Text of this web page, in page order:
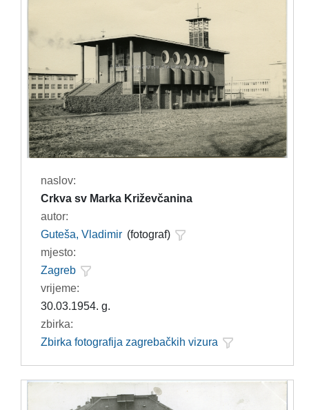
naslov:
Crkva sv Marka Križevčanina
autor:
Guteša, Vladimir (fotograf)
mjesto:
Zagreb
vrijeme:
30.03.1954. g.
zbirka:
Zbirka fotografija zagrebačkih vizura